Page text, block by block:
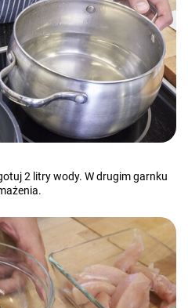
2 litry wody. W drugim garnku